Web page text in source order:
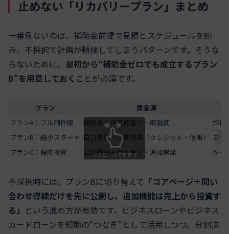
止めない「リカバリープラン」まとめ
一番危ないのは、補助金前提で見積とスケジュールを組
み、不採択で計画が頓挫してしまうパターンです。そうな
らないために、 最初から“補助金ゼロでも成立するプラン
B”を用意しておく ことが必須です。
プラン
資金源
プランA：フル制作版
補助金＋自己資金＋一部融資
採択
プランB：縮小スタート 自己資金＋分割決済（クレジット・信販）
まず
プランC：段階投資
公庫融資＋月額保守・追加開発 キャ
スクロールできます
不採択時には、プランBに切り替えて 「コアページ＋問い
合わせ導線だけを先に公開し、追加機能は売上から投資す
る」 という進め方が有効です。ビジネスローンやビジネス
カードローンを短期の“つなぎ”として活用しつつ、分割決